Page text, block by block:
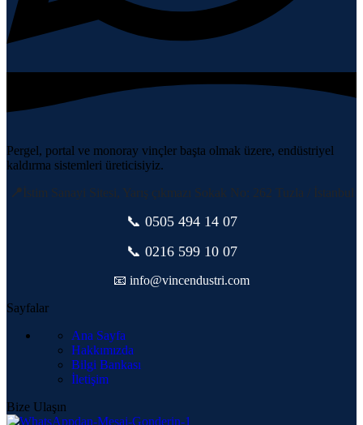
Pergel, portal ve monoray vinçler başta olmak üzere, endüstriyel
kaldırma sistemleri üreticisiyiz.
📍 İstim Sanayi Sitesi, Yarış çıkmazı Sokak No: 262 Tuzla / İstanbul
📞 0505 494 14 07
📞 0216 599 10 07
📧 info@vincendustri.com
Sayfalar
Ana Sayfa
Hakkımızda
Bilgi Bankası
İletişim
Bize Ulaşın